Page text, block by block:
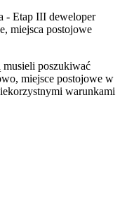
- Etap III deweloper
miejsca postojowe
musieli poszukiwać
miejsce postojowe w
warunkami